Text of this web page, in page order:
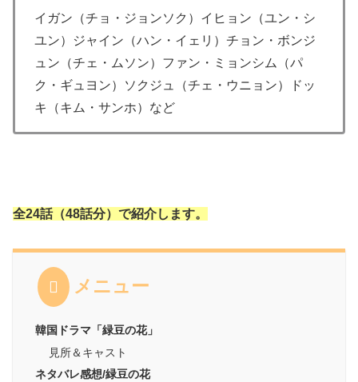
イガン（チョ・ジョンソク）イヒョン（ユン・シ
ユン）ジャイン（ハン・イェリ）チョン・ボンジ
ュン（チェ・ムソン）ファン・ミョンシム（パ
ク・ギュヨン）ソクジュ（チェ・ウニョン）ドッ
キ（キム・サンホ）など
全24話（48話分）で紹介します。
メニュー
韓国ドラマ「緑豆の花」
見所＆キャスト
ネタバレ感想/緑豆の花